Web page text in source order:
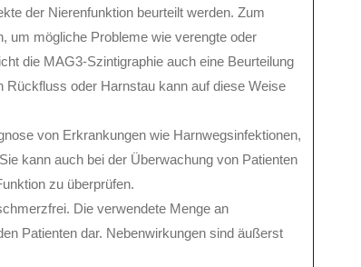
der Nierenfunktion beurteilt werden. Zum
um mögliche Probleme wie verengte oder
die MAG3-Szintigraphie auch eine Beurteilung
oder Harnstau kann auf diese Weise
von Erkrankungen wie Harnwegsinfektionen,
kann auch bei der Überwachung von Patienten
zu überprüfen.
Die verwendete Menge an
Patienten dar. Nebenwirkungen sind äußerst